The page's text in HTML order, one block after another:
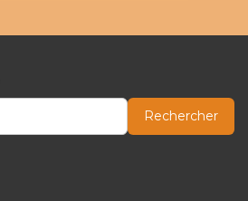
Rechercher